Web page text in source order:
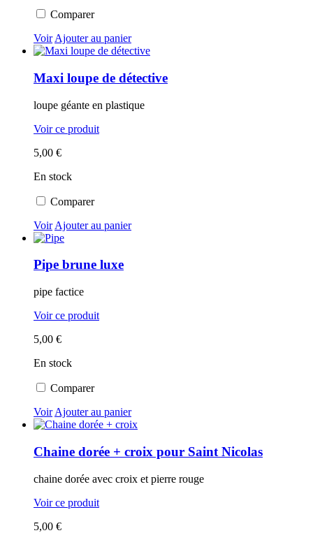
Comparer
Voir Ajouter au panier
Maxi loupe de détective
loupe géante en plastique
Voir ce produit
5,00 €
En stock
Comparer
Voir Ajouter au panier
Pipe brune luxe
pipe factice
Voir ce produit
5,00 €
En stock
Comparer
Voir Ajouter au panier
Chaine dorée + croix pour Saint Nicolas
chaine dorée avec croix et pierre rouge
Voir ce produit
5,00 €